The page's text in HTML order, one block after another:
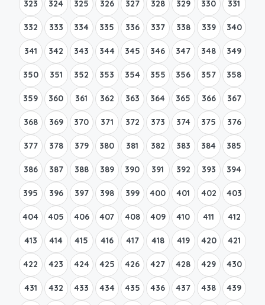
323 324 325 326 327 328 329 330 331
332 333 334 335 336 337 338 339 340
341 342 343 344 345 346 347 348 349
350 351 352 353 354 355 356 357 358
359 360 361 362 363 364 365 366 367
368 369 370 371 372 373 374 375 376
377 378 379 380 381 382 383 384 385
386 387 388 389 390 391 392 393 394
395 396 397 398 399 400 401 402 403
404 405 406 407 408 409 410 411 412
413 414 415 416 417 418 419 420 421
422 423 424 425 426 427 428 429 430
431 432 433 434 435 436 437 438 439